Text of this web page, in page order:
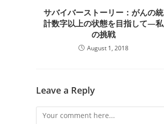
サバイバーストーリー：がんの統
計数字以上の状態を目指して―私
の挑戦
August 1, 2018
Leave a Reply
Comment